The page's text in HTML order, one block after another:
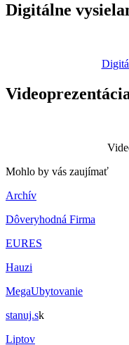
Digitálne
Mohlo by vás zaujímať
Archív
Dôveryhodná Firma
EURES
Hauzi
MegaUbytovanie
stanuj.sk
Liptov